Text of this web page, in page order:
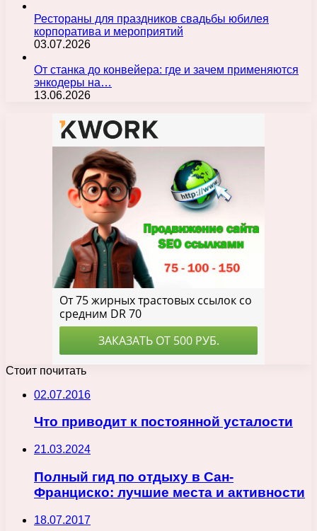
Рестораны для праздников свадьбы юбилея
корпоратива и мероприятий
03.07.2026
От станка до конвейера: где и зачем применяются
энкодеры на…
13.06.2026
Стоит почитать
02.07.2016
Что приводит к постоянной усталости
21.03.2024
Полный гид по отдыху в Сан-
Франциско: лучшие места и активности
18.07.2017